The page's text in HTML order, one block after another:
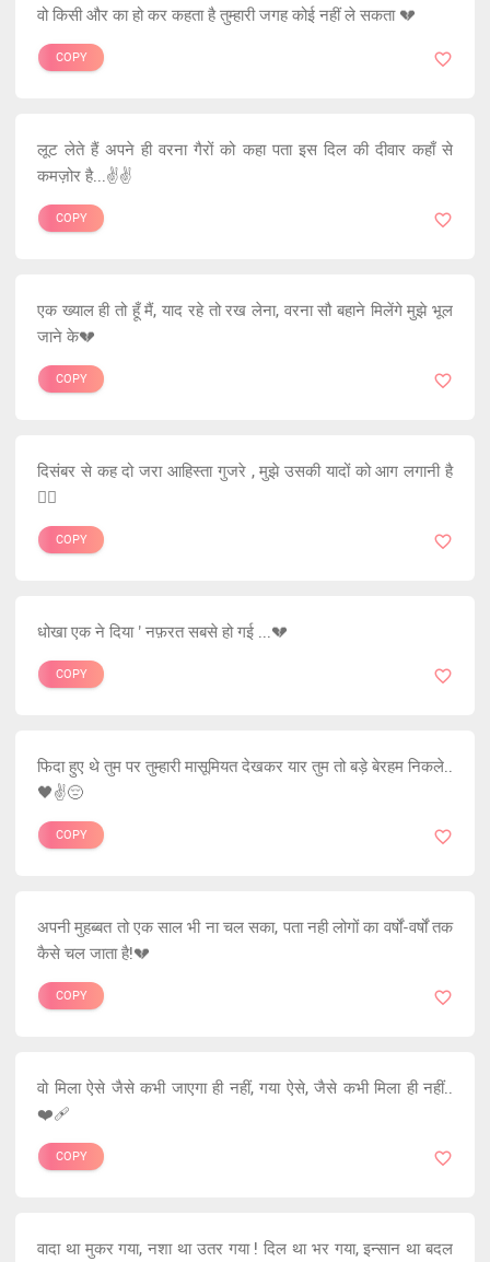
वो किसी और का हो कर कहता है तुम्हारी जगह कोई नहीं ले सकता 💔
COPY
लूट लेते हैं अपने ही वरना गैरों को कहा पता इस दिल की दीवार कहाँ से
कमज़ोर है...✌️✌️
COPY
एक ख्याल ही तो हूँ मैं, याद रहे तो रख लेना, वरना सौ बहाने मिलेंगे मुझे भूल
जाने के💔
COPY
दिसंबर से कह दो जरा आहिस्ता गुजरे , मुझे उसकी यादों को आग लगानी है
❤️‍🔥
COPY
धोखा एक ने दिया ' नफ़रत सबसे हो गई ...💔
COPY
फिदा हुए थे तुम पर तुम्हारी मासूमियत देखकर यार तुम तो बड़े बेरहम निकले..
🖤✌️😔
COPY
अपनी मुहब्बत तो एक साल भी ना चल सका, पता नही लोगों का वर्षों-वर्षों तक
कैसे चल जाता है!💔
COPY
वो मिला ऐसे जैसे कभी जाएगा ही नहीं, गया ऐसे, जैसे कभी मिला ही नहीं..
❤️‍🩹
COPY
वादा था मुकर गया, नशा था उतर गया ! दिल था भर गया, इन्सान था बदल